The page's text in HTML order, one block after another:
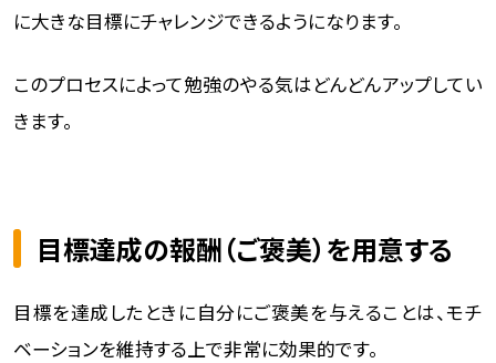
に大きな目標にチャレンジできるようになります。
このプロセスによって勉強のやる気はどんどんアップしてい
きます。
目標達成の報酬（ご褒美）を用意する
目標を達成したときに自分にご褒美を与えることは、モチ
ベーションを維持する上で非常に効果的です。